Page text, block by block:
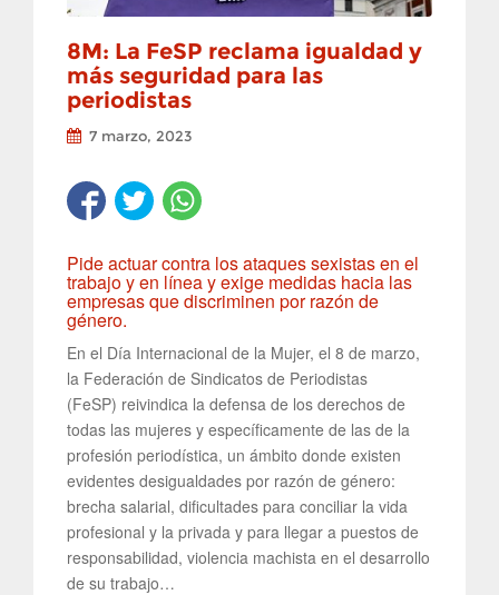
8M: La FeSP reclama igualdad y
más seguridad para las
periodistas
7 marzo, 2023
Pide actuar contra los ataques sexistas en el
trabajo y en línea y exige medidas hacia las
empresas que discriminen por razón de
género.
En el Día Internacional de la Mujer, el 8 de marzo,
la Federación de Sindicatos de Periodistas
(FeSP) reivindica la defensa de los derechos de
todas las mujeres y específicamente de las de la
profesión periodística, un ámbito donde existen
evidentes desigualdades por razón de género:
brecha salarial, dificultades para conciliar la vida
profesional y la privada y para llegar a puestos de
responsabilidad, violencia machista en el desarrollo
de su trabajo…